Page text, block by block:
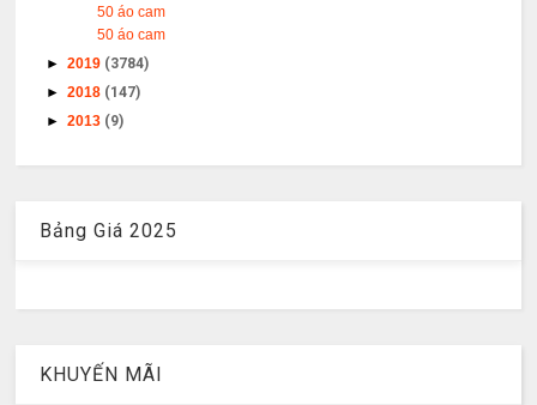
50 áo cam
50 áo cam
►2019 (3784)
►2018 (147)
►2013 (9)
Bảng Giá 2025
KHUYẾN MÃI